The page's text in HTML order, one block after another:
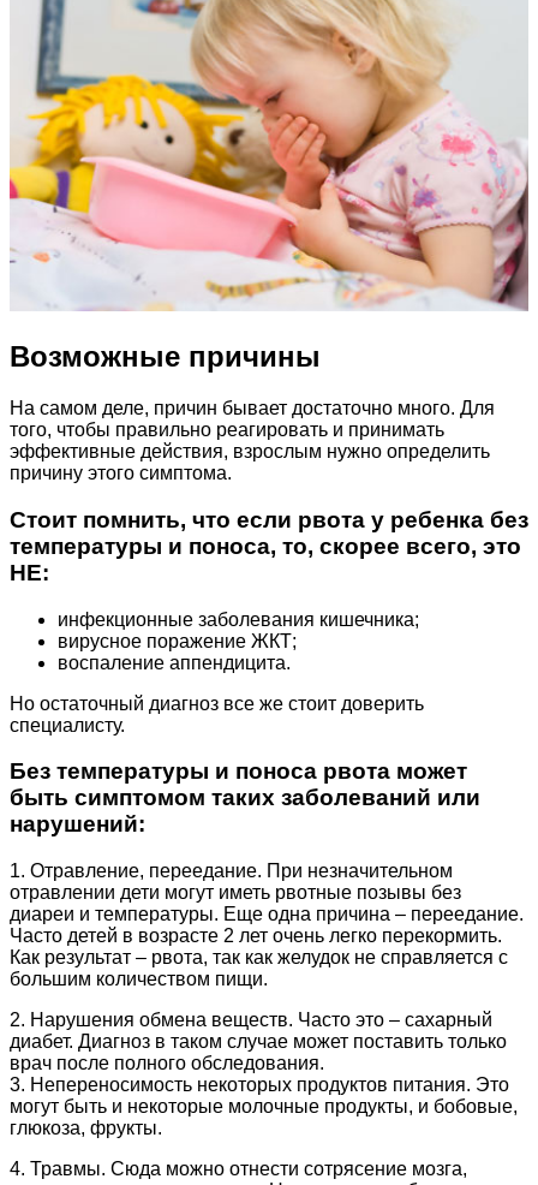
Возможные причины
На самом деле, причин бывает достаточно много. Для
того, чтобы правильно реагировать и принимать
эффективные действия, взрослым нужно определить
причину этого симптома.
Стоит помнить, что если рвота у ребенка без
температуры и поноса, то, скорее всего, это
НЕ:
инфекционные заболевания кишечника;
вирусное поражение ЖКТ;
воспаление аппендицита.
Но остаточный диагноз все же стоит доверить
специалисту.
Без температуры и поноса рвота может
быть симптомом таких заболеваний или
нарушений:
1. Отравление, переедание. При незначительном
отравлении дети могут иметь рвотные позывы без
диареи и температуры. Еще одна причина – переедание.
Часто детей в возрасте 2 лет очень легко перекормить.
Как результат – рвота, так как желудок не справляется с
большим количеством пищи.
2. Нарушения обмена веществ. Часто это – сахарный
диабет. Диагноз в таком случае может поставить только
врач после полного обследования.
3. Непереносимость некоторых продуктов питания. Это
могут быть и некоторые молочные продукты, и бобовые,
глюкоза, фрукты.
4. Травмы. Сюда можно отнести сотрясение мозга,